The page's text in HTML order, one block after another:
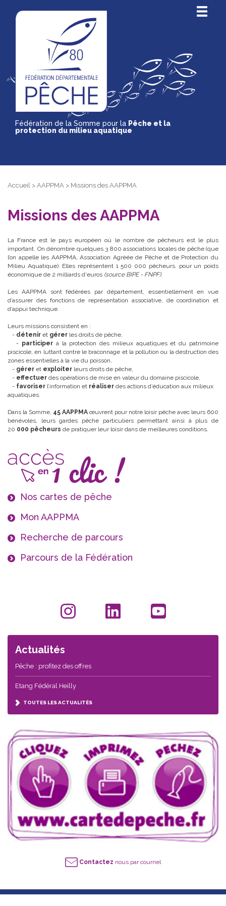
Fédération de la Somme pour la Pêche et la
protection du milieu aquatique
Accueil > AAPPMA > Missions des AAPPMA
Missions des AAPPMA
La France est le pays européen où le nombre de pêcheurs est le plus
important. On dénombre quelques 3 800 associations locales de pêche (que
l’on appelle les AAPPMA, Association Agréée de Pêche et de Protection du
Milieu Aquatique). Elles représentent 1 500 000 pêcheurs. pour un poids
économique de 2 milliards d'euros (source BIPE - FNPF).
Les AAPPMA sont fédérées par département, essentiellement en vue
d’assurer des fonctions de représentation associative, de coordination et
d’appui technique.
Leurs missions consistent en :
- détenir et gérer les droits de pêche,
- participer à la protection des milieux aquatiques et du patrimoine
piscicole, en luttant contre le braconnage et la pollution ou la destruction des
zones essentielles à la vie du poisson,
- gérer et exploiter leurs droits de pêche,
- effectuer des opérations de mise en valeur du domaine piscicole,
- favoriser l’information et réaliser des actions d’éducation aux milieux
aquatiques.
Dans la Somme, 45 AAPPMA œuvrent pour notre loisir pêche avec leurs 600
bénévoles, leurs gardes pêche particuliers permettant ainsi à plus de
20 000 pêcheurs de pratiquer leur loisir dans de meilleures conditions.
Nos cartes de pêche
Mon AAPPMA
Recherche de parcours
Parcours de la Fédération
Actualités
Pêche : profitez des offres
Etang Fédéral Heilly
TOUTES LES ACTUALITÉS
Contactez nous par courriel